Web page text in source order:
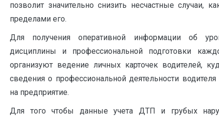
позволит значительно снизить несчастные случаи,
пределами его.
Для получения оперативной информации об
дисциплины и профессиональной подготовки
организуют ведение личных карточек водителей,
сведения о профессиональной деятельности
на предприятие.
Для того чтобы данные учета ДТП и грубых